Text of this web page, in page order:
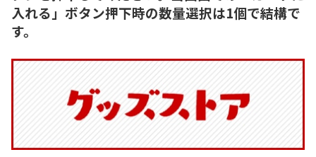
入れる」ボタン押下時の数量選択は1個で結構で
す。